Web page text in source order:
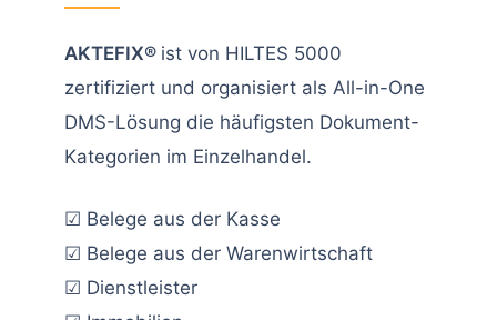
AKTEFIX® ist von HILTES 5000
zertifiziert und organisiert als All-in-One
DMS-Lösung die häufigsten Dokument-
Kategorien im Einzelhandel.
☑ Belege aus der Kasse
☑ Belege aus der Warenwirtschaft
☑ Dienstleister